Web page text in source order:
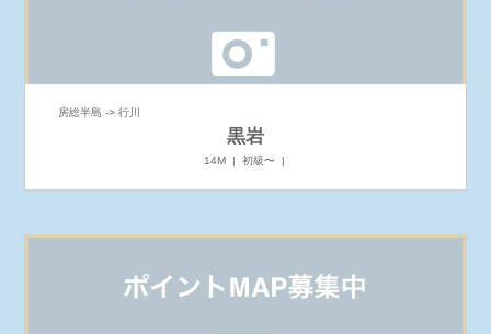
房総半島 -> 行川
黒岩
14M | 初級〜 |